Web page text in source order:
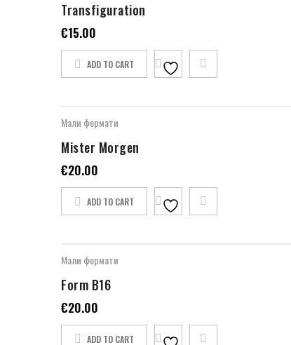
Transfiguration
€15.00
ADD TO CART
Мали формати
Mister Morgen
€20.00
ADD TO CART
Мали формати
Form B16
€20.00
ADD TO CART